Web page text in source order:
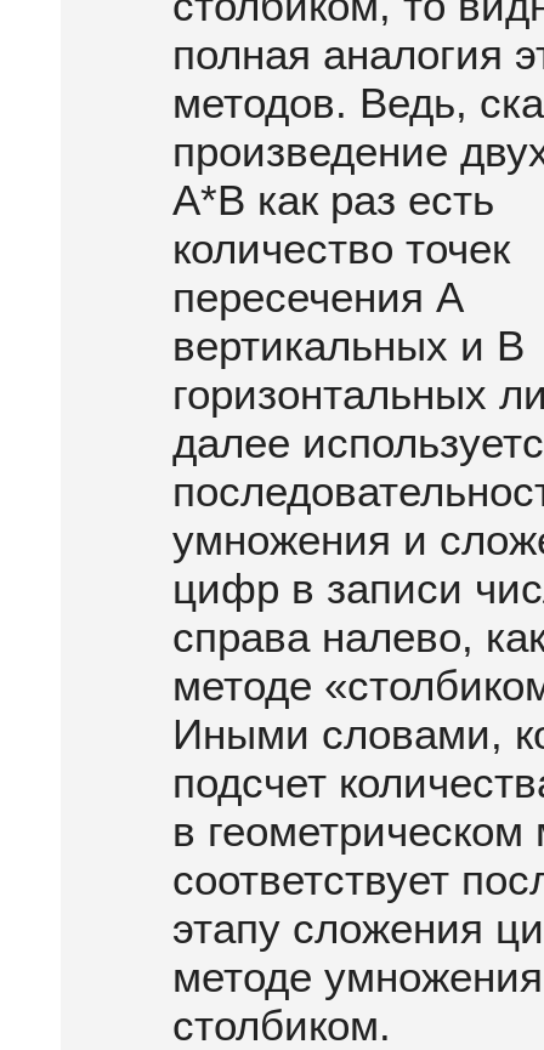
полная аналогия
методов. Ведь,
произведение
A*B как раз есть
количество точек
пересечения А
вертикальных и B
горизонтальных
далее
умножения и
цифр в записи
справа налево,
методе
Иными словами,
подсчет
в геометрическом
соответствует
этапу сложения
методе умножения
столбиком.